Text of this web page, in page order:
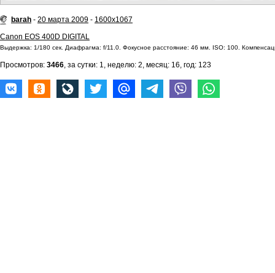
barah - 20 марта 2009 - 1600x1067
Canon EOS 400D DIGITAL
Выдержка: 1/180 сек. Диафрагма: f/11.0. Фокусное расстояние: 46 мм. ISO: 100.
Просмотров: 3466, за сутки: 1, неделю: 2, месяц: 16, год: 123